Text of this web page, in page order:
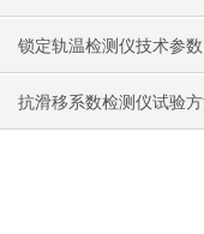
锁定轨温检测仪技术参数
抗滑移系数检测仪试验